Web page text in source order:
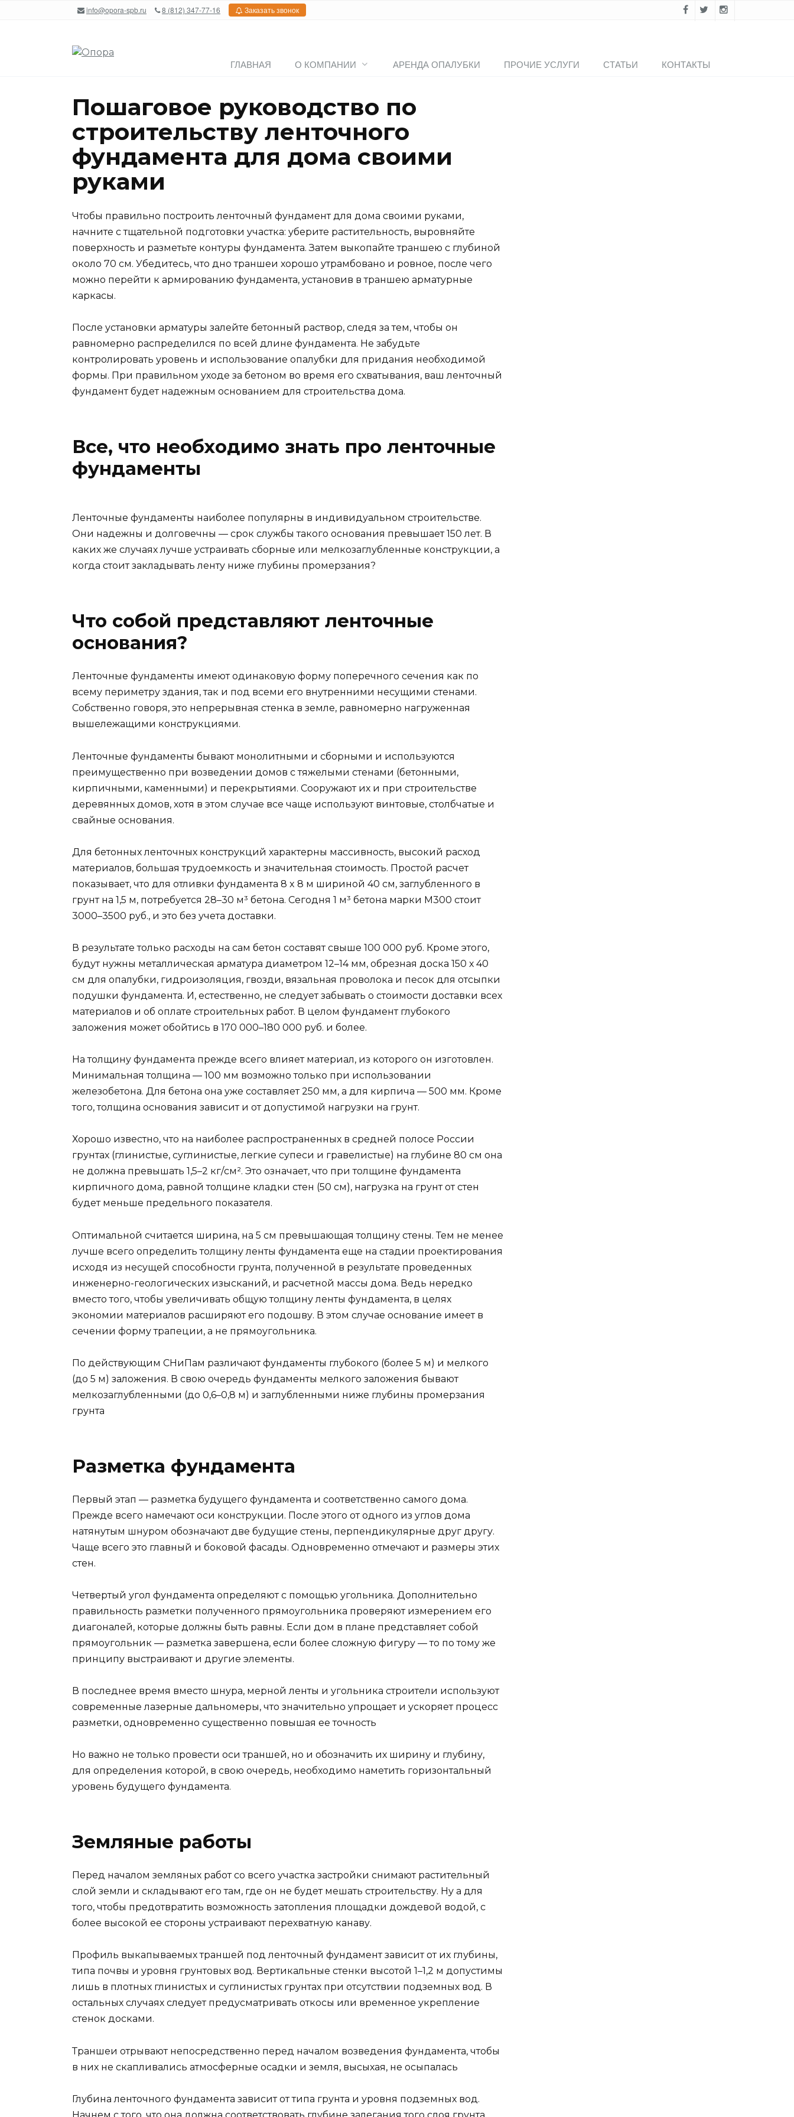
info@opora-spb.ru 8 (812) 347-77-16 Заказать звонок
ГЛАВНАЯ О КОМПАНИИ АРЕНДА ОПАЛУБКИ ПРОЧИЕ УСЛУГИ СТАТЬИ КОНТАКТЫ
Пошаговое руководство по
строительству ленточного
фундамента для дома своими
руками
Чтобы правильно построить ленточный фундамент для дома своими руками,
начните с тщательной подготовки участка: уберите растительность, выровняйте
поверхность и разметьте контуры фундамента. Затем выкопайте траншею с глубиной
около 70 см. Убедитесь, что дно траншеи хорошо утрамбовано и ровное, после чего
можно перейти к армированию фундамента, установив в траншею арматурные
каркасы.
После установки арматуры залейте бетонный раствор, следя за тем, чтобы он
равномерно распределился по всей длине фундамента. Не забудьте
контролировать уровень и использование опалубки для придания необходимой
формы. При правильном уходе за бетоном во время его схватывания, ваш ленточный
фундамент будет надежным основанием для строительства дома.
Все, что необходимо знать про ленточные
фундаменты
Ленточные фундаменты наиболее популярны в индивидуальном строительстве.
Они надежны и долговечны — срок службы такого основания превышает 150 лет. В
каких же случаях лучше устраивать сборные или мелкозаглубленные конструкции, а
когда стоит закладывать ленту ниже глубины промерзания?
Что собой представляют ленточные
основания?
Ленточные фундаменты имеют одинаковую форму поперечного сечения как по
всему периметру здания, так и под всеми его внутренними несущими стенами.
Собственно говоря, это непрерывная стенка в земле, равномерно нагруженная
вышележащими конструкциями.
Ленточные фундаменты бывают монолитными и сборными и используются
преимущественно при возведении домов с тяжелыми стенами (бетонными,
кирпичными, каменными) и перекрытиями. Сооружают их и при строительстве
деревянных домов, хотя в этом случае все чаще используют винтовые, столбчатые и
свайные основания.
Для бетонных ленточных конструкций характерны массивность, высокий расход
материалов, большая трудоемкость и значительная стоимость. Простой расчет
показывает, что для отливки фундамента 8 x 8 м шириной 40 см, заглубленного в
грунт на 1,5 м, потребуется 28–30 м³ бетона. Сегодня 1 м³ бетона марки М300 стоит
3000–3500 руб., и это без учета доставки.
В результате только расходы на сам бетон составят свыше 100 000 руб. Кроме этого,
будут нужны металлическая арматура диаметром 12–14 мм, обрезная доска 150 х 40
см для опалубки, гидроизоляция, гвозди, вязальная проволока и песок для отсыпки
подушки фундамента. И, естественно, не следует забывать о стоимости доставки всех
материалов и об оплате строительных работ. В целом фундамент глубокого
заложения может обойтись в 170 000–180 000 руб. и более.
На толщину фундамента прежде всего влияет материал, из которого он изготовлен.
Минимальная толщина — 100 мм возможно только при использовании
железобетона. Для бетона она уже составляет 250 мм, а для кирпича — 500 мм. Кроме
того, толщина основания зависит и от допустимой нагрузки на грунт.
Хорошо известно, что на наиболее распространенных в средней полосе России
грунтах (глинистые, суглинистые, легкие супеси и гравелистые) на глубине 80 см она
не должна превышать 1,5–2 кг/см². Это означает, что при толщине фундамента
кирпичного дома, равной толщине кладки стен (50 см), нагрузка на грунт от стен
будет меньше предельного показателя.
Оптимальной считается ширина, на 5 см превышающая толщину стены. Тем не менее
лучше всего определить толщину ленты фундамента еще на стадии проектирования
исходя из несущей способности грунта, полученной в результате проведенных
инженерно-геологических изысканий, и расчетной массы дома. Ведь нередко
вместо того, чтобы увеличивать общую толщину ленты фундамента, в целях
экономии материалов расширяют его подошву. В этом случае основание имеет в
сечении форму трапеции, а не прямоугольника.
По действующим СНиПам различают фундаменты глубокого (более 5 м) и мелкого
(до 5 м) заложения. В свою очередь фундаменты мелкого заложения бывают
мелкозаглубленными (до 0,6–0,8 м) и заглубленными ниже глубины промерзания
грунта
Разметка фундамента
Первый этап — разметка будущего фундамента и соответственно самого дома.
Прежде всего намечают оси конструкции. После этого от одного из углов дома
натянутым шнуром обозначают две будущие стены, перпендикулярные друг другу.
Чаще всего это главный и боковой фасады. Одновременно отмечают и размеры этих
стен.
Четвертый угол фундамента определяют с помощью угольника. Дополнительно
правильность разметки полученного прямоугольника проверяют измерением его
диагоналей, которые должны быть равны. Если дом в плане представляет собой
прямоугольник — разметка завершена, если более сложную фигуру — то по тому же
принципу выстраивают и другие элементы.
В последнее время вместо шнура, мерной ленты и угольника строители используют
современные лазерные дальномеры, что значительно упрощает и ускоряет процесс
разметки, одновременно существенно повышая ее точность
Но важно не только провести оси траншей, но и обозначить их ширину и глубину,
для определения которой, в свою очередь, необходимо наметить горизонтальный
уровень будущего фундамента.
Земляные работы
Перед началом земляных работ со всего участка застройки снимают растительный
слой земли и складывают его там, где он не будет мешать строительству. Ну а для
того, чтобы предотвратить возможность затопления площадки дождевой водой, с
более высокой ее стороны устраивают перехватную канаву.
Профиль выкапываемых траншей под ленточный фундамент зависит от их глубины,
типа почвы и уровня грунтовых вод. Вертикальные стенки высотой 1–1,2 м допустимы
лишь в плотных глинистых и суглинистых грунтах при отсутствии подземных вод. В
остальных случаях следует предусматривать откосы или временное укрепление
стенок досками.
Траншеи отрывают непосредственно перед началом возведения фундамента, чтобы
в них не скапливались атмосферные осадки и земля, высыхая, не осыпалась
Глубина ленточного фундамента зависит от типа грунта и уровня подземных вод.